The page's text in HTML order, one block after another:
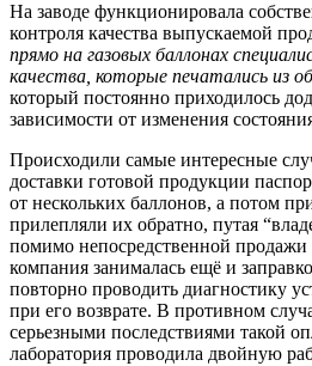
На заводе функционировала
контроля качества выпускаемой
прямо на газовых баллонах
качества, которые печатались из
который постоянно приходилось
зависимости от изменения
Происходили самые интересные
доставки готовой продукции
от нескольких баллонов, а потом
прилепляли их обратно, путая
помимо непосредственной продажи
компания занималась ещё и
повторно проводить диагностику
при его возврате. В противном
серьезными последствиями такой
лаборатория проводила двойную